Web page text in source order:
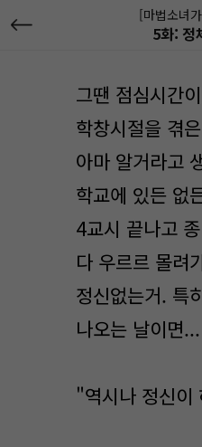
[마법소녀
5화: 정
그땐 점심시간
학창시절을 겪
아마 알거라고
학교에 있든 없
4교시 끝나고
다 우르르 몰려
정신없는거. 특
나오는 날이면
"역시나 정신이